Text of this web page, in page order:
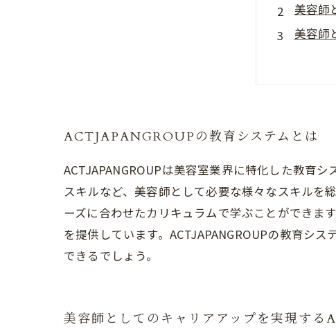
美容師
美容師
福岡
ACTJAPANGROUPの教育システムとは
ACTJAPANGROUPは美容室業界に特化した教育
スキルなど、美容師として必要な様々なスキルを
ーズに合わせたカリキュラムで学ぶことができま
を提供しています。ACTJAPANGROUPの教育シ
できるでしょう。
美容師としてのキャリアアップを実現す